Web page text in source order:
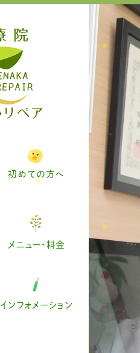
初めての方へ
メニュー・料金
インフォメーション